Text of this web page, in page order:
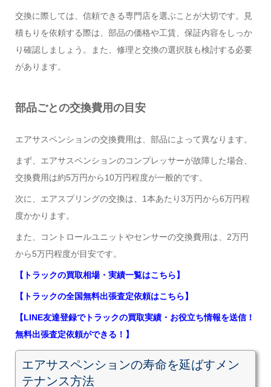
交換に際しては、信頼できる専門店を選ぶことが大切です。見
積もりを依頼する際は、部品の価格や工賃、保証内容をしっか
り確認しましょう。また、修理と交換の選択肢も検討する必要
があります。
部品ごとの交換費用の目安
エアサスペンションの交換費用は、部品によって異なります。
まず、エアサスペンションのコンプレッサーが故障した場合、
交換費用は約5万円から10万円程度が一般的です。
次に、エアスプリングの交換は、1本あたり3万円から6万円程
度かかります。
また、コントロールユニットやセンサーの交換費用は、2万円
から5万円程度が目安です。
【トラックの買取相場・実績一覧はこちら】
【トラックの全国無料出張査定依頼はこちら】
【LINE友達登録でトラックの買取実績・お役立ち情報を送信！
無料出張査定依頼ができる！】
エアサスペンションの寿命を延ばすメン
テナンス方法